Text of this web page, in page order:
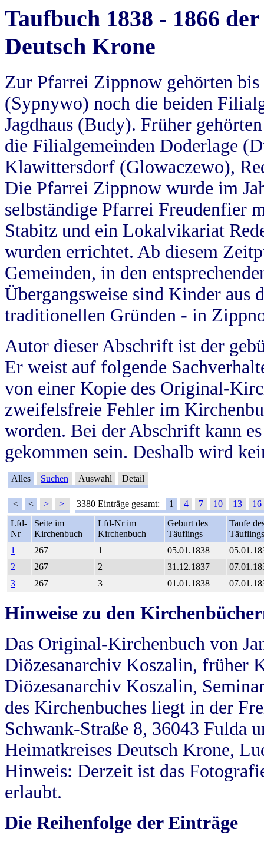
Taufbuch 1838 - 1866
Deutsch Krone
Zur Pfarrei Zippnow gehörten
(Sypnywo) noch die beiden
Jagdhaus (Budy). Früher
die Filialgemeinden Doderlage
Klawittersdorf (Glowaczewo),
Die Pfarrei Zippnow wurde im
selbständige Pfarrei Freudenfier
Stabitz und ein Lokalvikariat
wurden errichtet. Ab diesem
Gemeinden, in den
Übergangsweise sind Kinder aus
traditionellen Gründen - in
Autor dieser Abschrift ist der
Er weist auf folgende
von einer Kopie des Original-
zweifelsfreie Fehler im
worden. Bei der Abschrift kann
gekommen sein. Deshalb wird
Alles Suchen Auswahl Detail
|< < > >| 3380 Einträge gesamt: 1 4 7 10 13
16
Lfd-
Nr
Seite im
Kirchenbuch
Lfd-Nr im
Kirchenbuch
Geburt des
Täuflings
Taufe
Täuflings
1
267 1 05.01.1838
2
267 2 31.12.1837
3
267 3 01.01.1838
Hinweise zu den
Das Original-Kirchenbuch von
Diözesanarchiv Koszalin, früher
Diözesanarchiv Koszalin,
des Kirchenbuches liegt in der
Schwank-Straße 8, 36043 Fulda
Heimatkreises Deutsch Krone,
Hinweis: Derzeit ist das
erlaubt.
Die Reihenfolge der Einträge